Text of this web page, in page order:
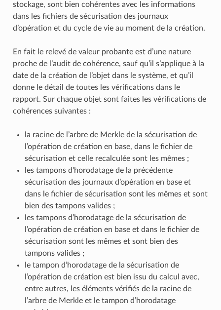
stockage, sont bien cohérentes avec les informations
dans les fichiers de sécurisation des journaux
d’opération et du cycle de vie au moment de la création.
En fait le relevé de valeur probante est d’une nature
proche de l’audit de cohérence, sauf qu’il s’applique à la
date de la création de l’objet dans le système, et qu’il
donne le détail de toutes les vérifications dans le
rapport. Sur chaque objet sont faites les vérifications de
cohérences suivantes :
la racine de l’arbre de Merkle de la sécurisation de
l’opération de création en base, dans le fichier de
sécurisation et celle recalculée sont les mêmes ;
les tampons d’horodatage de la précédente
sécurisation des journaux d’opération en base et
dans le fichier de sécurisation sont les mêmes et sont
bien des tampons valides ;
les tampons d’horodatage de la sécurisation de
l’opération de création en base et dans le fichier de
sécurisation sont les mêmes et sont bien des
tampons valides ;
le tampon d’horodatage de la sécurisation de
l’opération de création est bien issu du calcul avec,
entre autres, les éléments vérifiés de la racine de
l’arbre de Merkle et le tampon d’horodatage